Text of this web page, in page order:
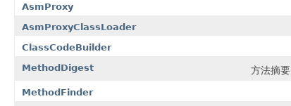
AsmProxy
AsmProxyClassLoader
ClassCodeBuilder
MethodDigest
方法摘要
MethodFinder